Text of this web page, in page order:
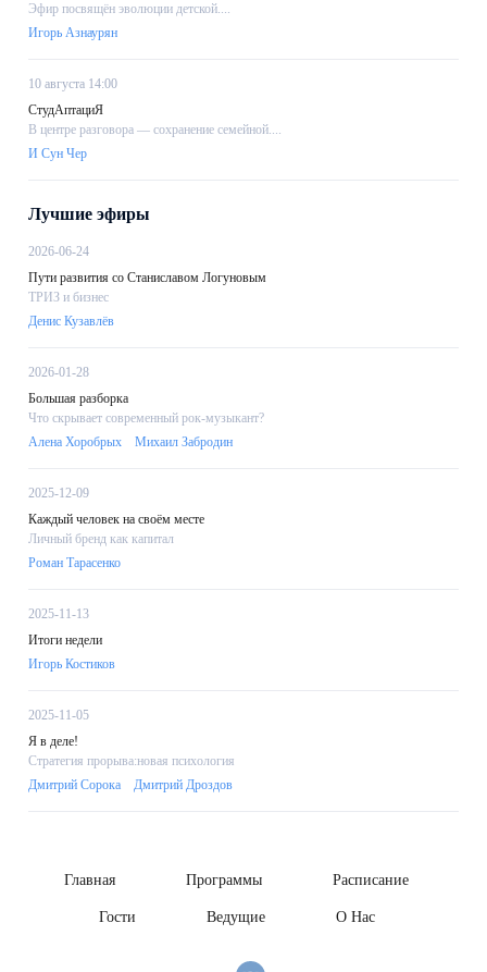
Эфир посвящён эволюции детской....
Игорь Азнаурян
10 августа 14:00
СтудАптациЯ
В центре разговора — сохранение семейной....
И Сун Чер
Лучшие эфиры
2026-06-24
Пути развития со Станиславом Логуновым
ТРИЗ и бизнес
Денис Кузавлёв
2026-01-28
Большая разборка
Что скрывает современный рок-музыкант?
Алена Хоробрых
Михаил Забродин
2025-12-09
Каждый человек на своём месте
Личный бренд как капитал
Роман Тарасенко
2025-11-13
Итоги недели
Игорь Костиков
2025-11-05
Я в деле!
Стратегия прорыва:новая психология
Дмитрий Сорока
Дмитрий Дроздов
Главная Программы Расписание
Гости Ведущие О Нас